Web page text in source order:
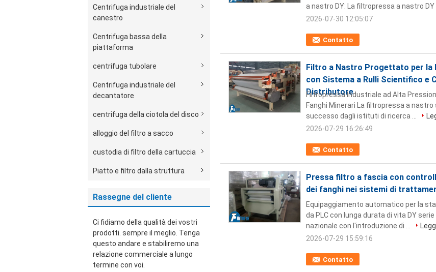
Centrifuga industriale del
canestro
Centrifuga bassa della
piattaforma
centrifuga tubolare
Centrifuga industriale del
decantatore
centrifuga della ciotola del disco
alloggio del filtro a sacco
custodia di filtro della cartuccia
Piatto e filtro dalla struttura
Rassegne del cliente
Ci fidiamo della qualità dei vostri
prodotti. sempre il meglio. Tenga
questo andare e stabiliremo una
relazione commerciale a lungo
termine con voi.
Contatto
a nastro DY: La filtropressa a nastro DY
2026-07-30 12:05:07
Filtro a Nastro Progettato per la
con Sistema a Rulli Scientifico e
Distributore
Contatto
Filtropressa Industriale ad Alta
Fanghi Minerari La filtropressa a
successo dagli istituti di ricerca ...
2026-07-29 16:26:49
Pressa filtro a fascia con
dei fanghi nei sistemi di
Contatto
Equipaggiamento automatico per la
da PLC con lunga durata di vita DY
nazionale con l'introduzione di ...
2026-07-29 15:59:16